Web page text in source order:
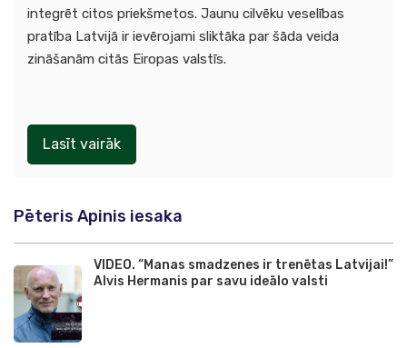
integrēt citos priekšmetos. Jaunu cilvēku veselības
pratība Latvijā ir ievērojami sliktāka par šāda veida
zināšanām citās Eiropas valstīs.
Lasīt vairāk
Pēteris Apinis iesaka
VIDEO. “Manas smadzenes ir trenētas Latvijai!”
Alvis Hermanis par savu ideālo valsti